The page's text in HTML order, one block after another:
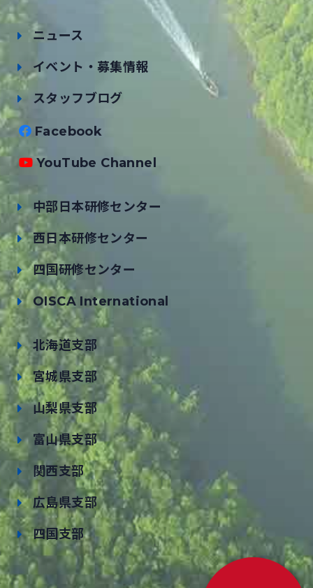
ニュース
イベント・募集情報
スタッフブログ
Facebook
YouTube Channel
中部日本研修センター
西日本研修センター
四国研修センター
OISCA International
北海道支部
宮城県支部
山梨県支部
富山県支部
関西支部
広島県支部
四国支部